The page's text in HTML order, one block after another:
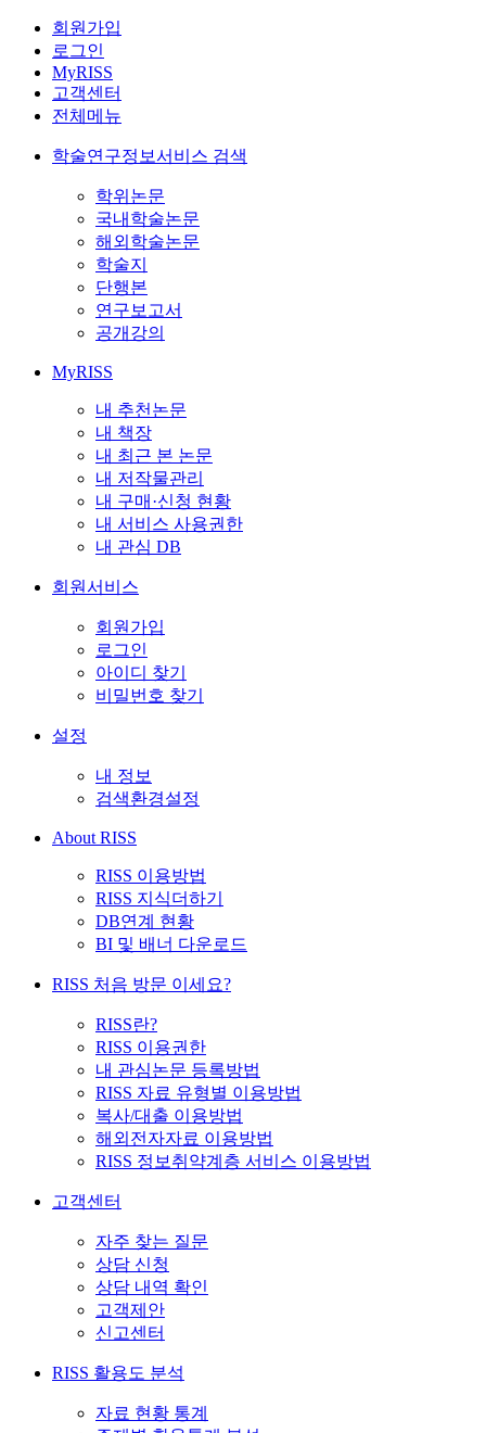
회원가입
로그인
MyRISS
고객센터
전체메뉴
학술연구정보서비스 검색
학위논문
국내학술논문
해외학술논문
학술지
단행본
연구보고서
공개강의
MyRISS
내 추천논문
내 책장
내 최근 본 논문
내 저작물관리
내 구매·신청 현황
내 서비스 사용권한
내 관심 DB
회원서비스
회원가입
로그인
아이디 찾기
비밀번호 찾기
설정
내 정보
검색환경설정
About RISS
RISS 이용방법
RISS 지식더하기
DB연계 현황
BI 및 배너 다운로드
RISS 처음 방문 이세요?
RISS란?
RISS 이용권한
내 관심논문 등록방법
RISS 자료 유형별 이용방법
복사/대출 이용방법
해외전자자료 이용방법
RISS 정보취약계층 서비스 이용방법
고객센터
자주 찾는 질문
상담 신청
상담 내역 확인
고객제안
신고센터
RISS 활용도 분석
자료 현황 통계